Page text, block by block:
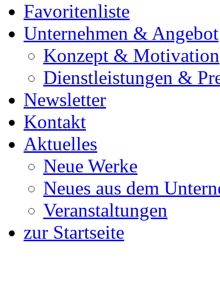
Favoritenliste
Unternehmen & Angebot
Konzept & Motivation
Dienstleistungen &
Newsletter
Kontakt
Aktuelles
Neue Werke
Neues aus dem
Veranstaltungen
zur Startseite